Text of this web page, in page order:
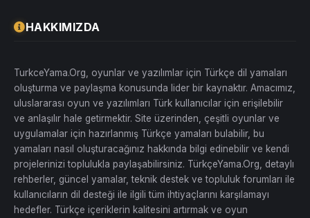
HAKKIMIZDA
TurkceYama.Org, oyunlar ve yazılımlar için Türkçe dil yamaları
oluşturma ve paylaşma konusunda lider bir kaynaktır. Amacımız,
uluslararası oyun ve yazılımları Türk kullanıcılar için erişilebilir
ve anlaşılır hale getirmektir. Site üzerinden, çeşitli oyunlar ve
uygulamalar için hazırlanmış Türkçe yamaları bulabilir, bu
yamaları nasıl oluşturacağınız hakkında bilgi edinebilir ve kendi
projelerinizi toplulukla paylaşabilirsiniz. TürkçeYama.Org, detaylı
rehberler, güncel yamalar, teknik destek ve topluluk forumları ile
kullanıcıların dil desteği ile ilgili tüm ihtiyaçlarını karşılamayı
hedefler. Türkçe içeriklerin kalitesini artırmak ve oyun